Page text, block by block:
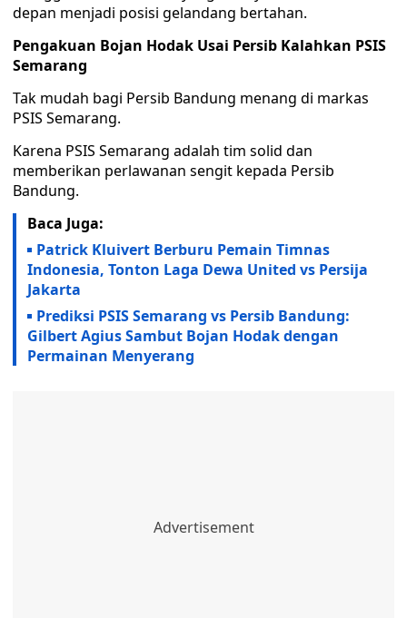
depan menjadi posisi gelandang bertahan.
Pengakuan Bojan Hodak Usai Persib Kalahkan PSIS
Semarang
Tak mudah bagi Persib Bandung menang di markas
PSIS Semarang.
Karena PSIS Semarang adalah tim solid dan
memberikan perlawanan sengit kepada Persib
Bandung.
Baca Juga:
Patrick Kluivert Berburu Pemain Timnas
Indonesia, Tonton Laga Dewa United vs Persija
Jakarta
Prediksi PSIS Semarang vs Persib Bandung:
Gilbert Agius Sambut Bojan Hodak dengan
Permainan Menyerang